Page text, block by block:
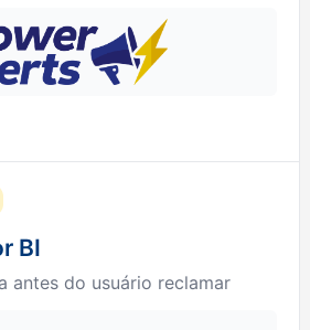
BI
antes do usuário reclamar